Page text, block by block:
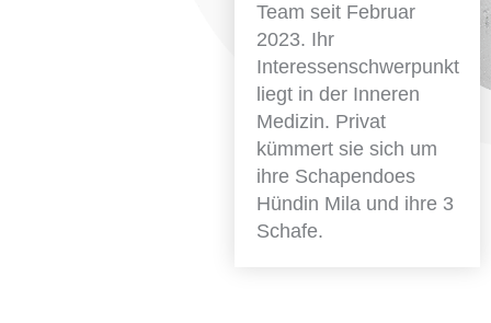
Team seit Februar
2023. Ihr
Interessenschwerpunkt
liegt in der Inneren
Medizin. Privat
kümmert sie sich um
ihre Schapendoes
Hündin Mila und ihre 3
Schafe.